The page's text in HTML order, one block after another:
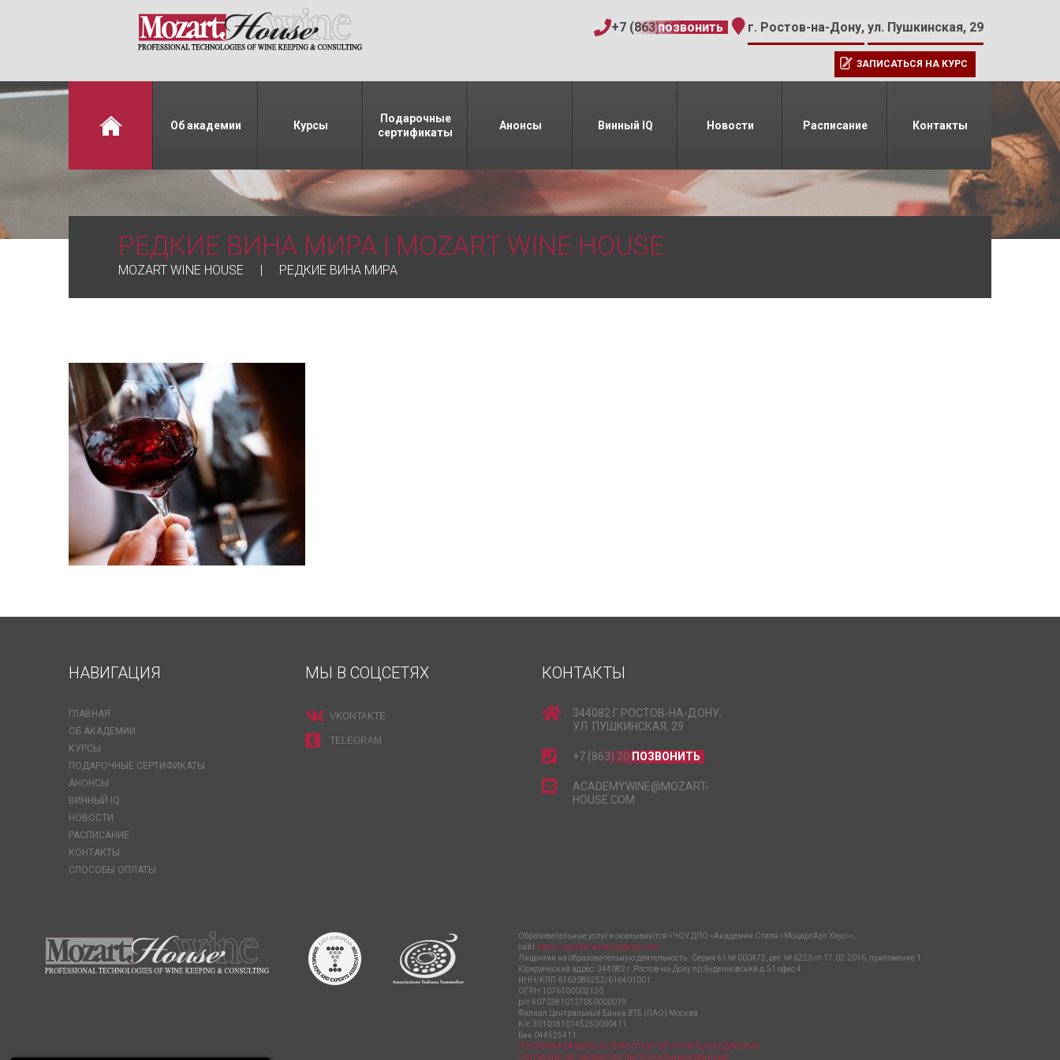
+7 (863) 206-15-15
позвонить г. Ростов-на-Дону, ул. Пушкинская, 29
ЗАПИСАТЬСЯ НА КУРС
Об академии Курсы
Подарочные
сертификаты
Анонсы Винный IQ Новости Расписание Контакты
РЕДКИЕ ВИНА МИРА | MOZART WINE HOUSE
MOZART WINE HOUSE РЕДКИЕ ВИНА МИРА
НАВИГАЦИЯ
ГЛАВНАЯ
ОБ АКАДЕМИИ
КУРСЫ
ПОДАРОЧНЫЕ СЕРТИФИКАТЫ
АНОНСЫ
ВИННЫЙ IQ
НОВОСТИ
РАСПИСАНИЕ
КОНТАКТЫ
СПОСОБЫ ОПЛАТЫ
МЫ В СОЦСЕТЯХ
VKONTAKTE
TELEGRAM
КОНТАКТЫ
344082 Г.РОСТОВ-НА-ДОНУ,
УЛ. ПУШКИНСКАЯ, 29
+7 (863) 206-15-15
ПОЗВОНИТЬ
ACADEMYWINE@MOZART-
HOUSE.COM
Образовательные услуги оказываются «ЧОУ ДПО «Академия Стиля «МоцартАрт Хаус»»,
сайт https://mozart-wineacademy.com
Лицензия на образовательную деятельность : Серия 61 № 000472, рег.№ 6223 от 17.02.2016, приложение 1
Юридический адрес: 344082 г.Ростов-на-Дону пр.Буденновский д.51 офис 4
ИНН/КПП 6163086252/616401001
ОГРН 1076100002120
р/с 40703810127050000019
Филиал Центральный Банка ВТБ (ПАО) Москва
К/с 30101810145250000411
Бик 044525411
ПОЛИТИКА ЗАЩИТЫ И ОБРАБОТКИ ПЕРСОНАЛЬНЫХ ДАННЫХ
СОГЛАСИЕ НА ОБРАБОТКУ ПЕРСОНАЛЬНЫХ ДАННЫХ